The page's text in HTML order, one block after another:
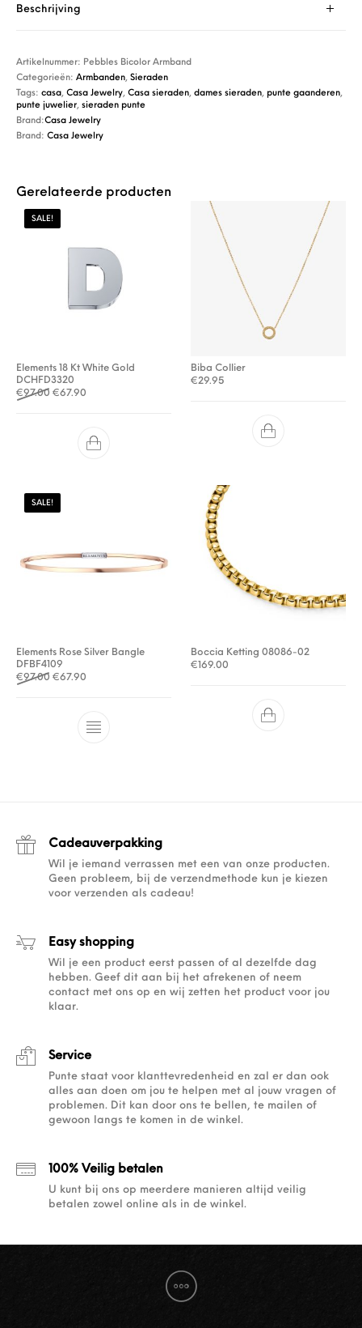
Beschrijving
Artikelnummer: Pebbles Bicolor Armband
Categorieën:Armbanden,Sieraden
Tags:casa,Casa Jewelry,Casa sieraden,dames sieraden, punte gaanderen,
punte juwelier,sieraden punte
Brand:Casa Jewelry
Brand:Casa Jewelry
Gerelateerde producten
SALE!
Elements 18 Kt White Gold
DCHFD3320
€97.00 Oorspronkelijke prijs was: €97.00.
€67.90
Biba Collier
€29.95
SALE!
Elements Rose Silver Bangle
DFBF4109
€97.00 Oorspronkelijke prijs was: €97.00.
€67.90
Boccia Ketting 08086-02
€169.00
Cadeauverpakking
Wil je iemand verrassen met een van onze producten.
Geen probleem, bij de verzendmethode kun je kiezen
voor verzenden als cadeau!
Easy shopping
Wil je een product eerst passen of al dezelfde dag
hebben. Geef dit aan bij het afrekenen of neem
contact met ons op en wij zetten het product voor jou
klaar.
Service
Punte staat voor klanttevredenheid en zal er dan ook
alles aan doen om jou te helpen met al jouw vragen of
problemen. Dit kan door ons te bellen, te mailen of
gewoon langs te komen in de winkel.
100% Veilig betalen
U kunt bij ons op meerdere manieren altijd veilig
betalen zowel online als in de winkel.